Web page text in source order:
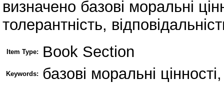
визначено базові моральні
толерантність,
Item Type: Book Section
Keywords: базові моральні